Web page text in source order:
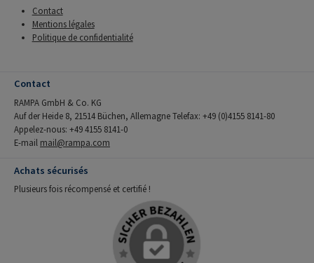
Contact
Mentions légales
Politique de confidentialité
Contact
RAMPA GmbH & Co. KG
Auf der Heide 8, 21514 Büchen, Allemagne Telefax: +49 (0)4155 8141-80
Appelez-nous: +49 4155 8141-0
E-mail mail@rampa.com
Achats sécurisés
Plusieurs fois récompensé et certifié !